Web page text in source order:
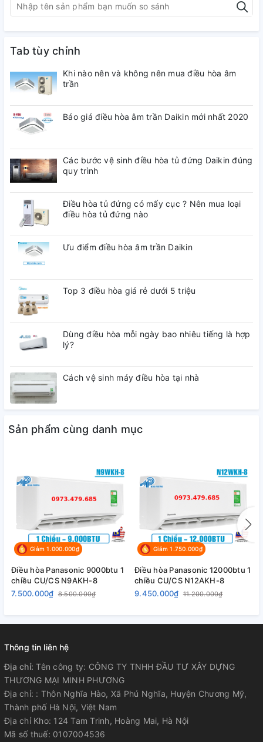
(nhỏ nhất -
lớn nhất)
lớn nhất)
W/W
(4.07-
CSPF 7.28
Thông số
điện
Điện áp V 220
dòng điện
điện (nhỏ
nhất - lớn
W
Khử ẩm
Pt/h 6.1
Lưu lượng
gió
Dàn lạnh
(ftᶾ/phút)
Dàn nóng
Độ ồn
Dàn nóng
Kích thước
Cao
mm
295
inch
Rộng
inch
(32-
Tab tùy chỉnh
Khi nào nên và không nên mua điều hòa âm
trần
Báo giá điều hòa âm trần Daikin mới nhất 2020
Các bước vệ sinh điều hòa tủ đứng Daikin đúng
quy trình
Điều hòa tủ đứng có mấy cục ? Nên mua loại
điều hòa tủ đứng nào
Ưu điểm điều hòa âm trần Daikin
Top 3 điều hòa giá rẻ dưới 5 triệu
Dùng điều hòa mỗi ngày bao nhiêu tiếng là hợp
lý?
Cách vệ sinh máy điều hòa tại nhà
Sản phẩm cùng danh mục
Giảm 1.000.000₫
Điều hòa Panasonic 9000btu 1
chiều CU/CS N9AKH-8
7.500.000₫ 8.500.000₫
Giảm 1.750.000₫
Điều hòa Panasonic 12000btu 1
chiều CU/CS N12AKH-8
9.450.000₫ 11.200.000₫
Thông tin liên hệ
Địa chỉ:Tên công ty: CÔNG TY TNHH ĐẦU TƯ XÂY DỰNG
THƯƠNG MẠI MINH PHƯƠNG
Địa chỉ: : Thôn Nghĩa Hào, Xã Phú Nghĩa, Huyện Chương Mỹ,
Thành phố Hà Nội, Việt Nam
Địa chỉ Kho: 124 Tam Trinh, Hoàng Mai, Hà Nội
Mã số thuế: 0107004536